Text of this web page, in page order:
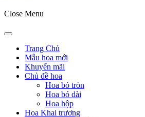
Close Menu
Trang Chủ
Mẫu hoa mới
Khuyến mãi
Chủ đề hoa
Hoa bó tròn
Hoa bó dài
Hoa hộp
Hoa Khai trương